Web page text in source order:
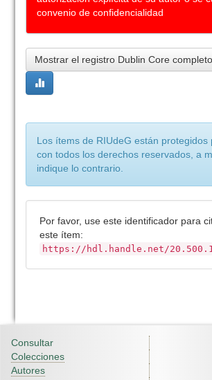
convenio de confidencialidad
Mostrar el registro Dublin Core
Los ítems de RIUdeG están protegidos
con todos los derechos reservados, a
indique lo contrario.
Por favor, use este identificador para
este ítem:
https://hdl.handle.net/
Consultar
Colecciones
Autores